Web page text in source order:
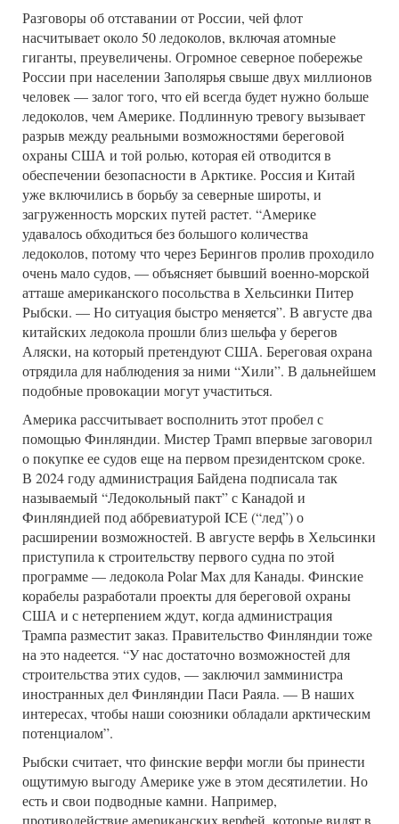
Разговоры об отставании от России, чей флот
насчитывает около 50 ледоколов, включая атомные
гиганты, преувеличены. Огромное северное побережье
России при населении Заполярья свыше двух миллионов
человек — залог того, что ей всегда будет нужно больше
ледоколов, чем Америке. Подлинную тревогу вызывает
разрыв между реальными возможностями береговой
охраны США и той ролью, которая ей отводится в
обеспечении безопасности в Арктике. Россия и Китай
уже включились в борьбу за северные широты, и
загруженность морских путей растет. “Америке
удавалось обходиться без большого количества
ледоколов, потому что через Берингов пролив проходило
очень мало судов, — объясняет бывший военно-морской
атташе американского посольства в Хельсинки Питер
Рыбски. — Но ситуация быстро меняется”. В августе два
китайских ледокола прошли близ шельфа у берегов
Аляски, на который претендуют США. Береговая охрана
отрядила для наблюдения за ними “Хили”. В дальнейшем
подобные провокации могут участиться.
Америка рассчитывает восполнить этот пробел с
помощью Финляндии. Мистер Трамп впервые заговорил
о покупке ее судов еще на первом президентском сроке.
В 2024 году администрация Байдена подписала так
называемый “Ледокольный пакт” с Канадой и
Финляндией под аббревиатурой ICE (“лед”) о
расширении возможностей. В августе верфь в Хельсинки
приступила к строительству первого судна по этой
программе — ледокола Polar Max для Канады. Финские
корабелы разработали проекты для береговой охраны
США и с нетерпением ждут, когда администрация
Трампа разместит заказ. Правительство Финляндии тоже
на это надеется. “У нас достаточно возможностей для
строительства этих судов, — заключил замминистра
иностранных дел Финляндии Паси Раяла. — В наших
интересах, чтобы наши союзники обладали арктическим
потенциалом”.
Рыбски считает, что финские верфи могли бы принести
ощутимую выгоду Америке уже в этом десятилетии. Но
есть и свои подводные камни. Например,
противодействие американских верфей, которые видят в